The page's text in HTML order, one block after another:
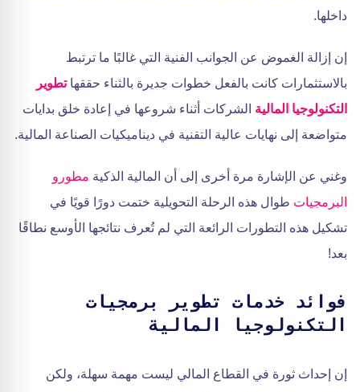
داخلها.
إن إزالة الغموض عن الجوانب الفنية التي غالبًا ما ترتبط
بالاستثمارات كانت بالفعل خطوات جديرة بالثناء حققهاتطوير
التكنولوجيا المالية الشركات أثناء شروعها في إعادة خلق بدايات
متواضعة إلى نهايات عالية التقنية في ديناميكيات الصناعة المالية.
وغني عن الإشارة مرة أخرى إلى أن المالية الذكية مطورو
البرمجيات طوال هذه الرحلة التحويلية ختمت دورًا قويًا في
تشكيل هذه التطورات الرائعة التي لم تُعرف نتائجها الأوسع نطاقًا
بعد!
فوائد خدمات تطوير برمجيات
التكنولوجيا المالية
إن إحداث ثورة في القطاع المالي ليست مهمة سهلة، ولكن